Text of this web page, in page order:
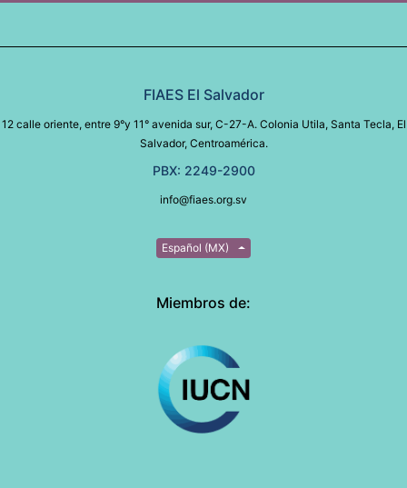
FIAES El Salvador
12 calle oriente, entre 9°y 11° avenida sur, C-27-A. Colonia Utila, Santa Tecla, El
Salvador, Centroamérica.
PBX: 2249-2900
info@fiaes.org.sv
Español (MX)
Miembros de: